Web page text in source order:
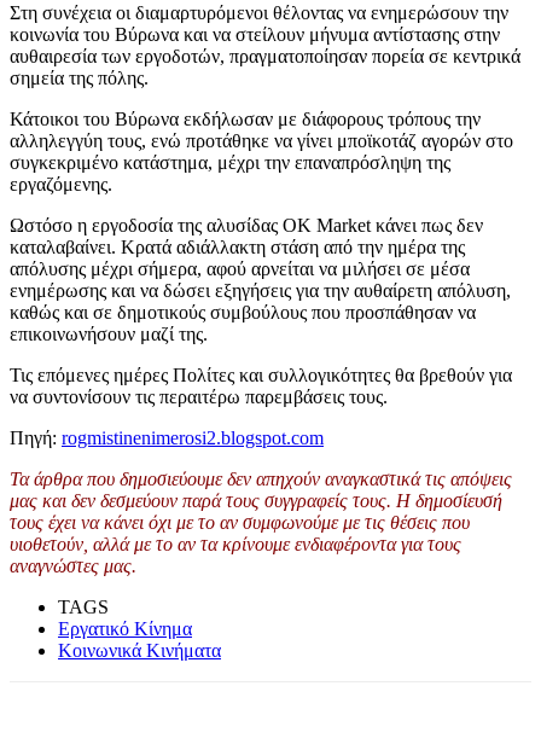
Στη συνέχεια οι διαμαρτυρόμενοι θέλοντας να ενημερώσουν την
κοινωνία του Βύρωνα και να στείλουν μήνυμα αντίστασης στην
αυθαιρεσία των εργοδοτών, πραγματοποίησαν πορεία σε κεντρικά
σημεία της πόλης.
Κάτοικοι του Βύρωνα εκδήλωσαν με διάφορους τρόπους την
αλληλεγγύη τους, ενώ προτάθηκε να γίνει μποϊκοτάζ αγορών στο
συγκεκριμένο κατάστημα, μέχρι την επαναπρόσληψη της
εργαζόμενης.
Ωστόσο η εργοδοσία της αλυσίδας ΟΚ Market κάνει πως δεν
καταλαβαίνει. Κρατά αδιάλλακτη στάση από την ημέρα της
απόλυσης μέχρι σήμερα, αφού αρνείται να μιλήσει σε μέσα
ενημέρωσης και να δώσει εξηγήσεις για την αυθαίρετη απόλυση,
καθώς και σε δημοτικούς συμβούλους που προσπάθησαν να
επικοινωνήσουν μαζί της.
Τις επόμενες ημέρες Πολίτες και συλλογικότητες θα βρεθούν για
να συντονίσουν τις περαιτέρω παρεμβάσεις τους.
Πηγή: rogmistinenimerosi2.blogspot.com
Τα άρθρα που δημοσιεύουμε δεν απηχούν αναγκαστικά τις απόψεις
μας και δεν δεσμεύουν παρά τους συγγραφείς τους. Η δημοσίευσή
τους έχει να κάνει όχι με το αν συμφωνούμε με τις θέσεις που
υιοθετούν, αλλά με το αν τα κρίνουμε ενδιαφέροντα για τους
αναγνώστες μας.
TAGS
Εργατικό Κίνημα
Κοινωνικά Κινήματα